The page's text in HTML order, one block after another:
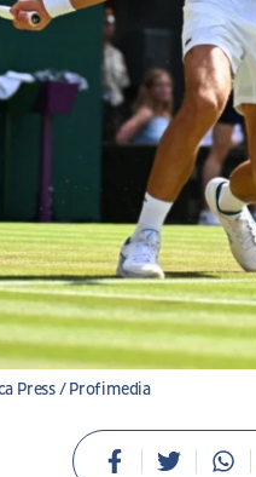
Press / Profimedia